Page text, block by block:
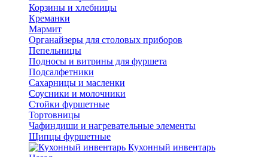
Корзины и хлебницы
Креманки
Мармит
Органайзеры для столовых приборов
Пепельницы
Подносы и витрины для фуршета
Подсалфетники
Сахарницы и масленки
Соусники и молочники
Стойки фуршетные
Тортовницы
Чафиндиши и нагревательные элементы
Щипцы фуршетные
Кухонный инвентарь